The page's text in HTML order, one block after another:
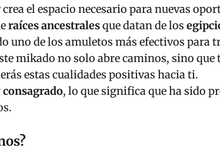
crea el espacio necesario para nuevas
raíces ancestralesque datan de los
uno de los amuletos más efectivos para
mikado no solo abre caminos, sino
estas cualidades positivas hacia ti.
, lo que significa que ha sido